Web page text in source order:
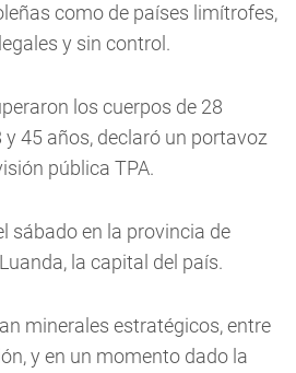
como de países limítrofes,
y sin control.
los cuerpos de 28
45 años, declaró un portavoz
pública TPA.
sábado en la provincia de
la capital del país.
minerales estratégicos, entre
y en un momento dado la